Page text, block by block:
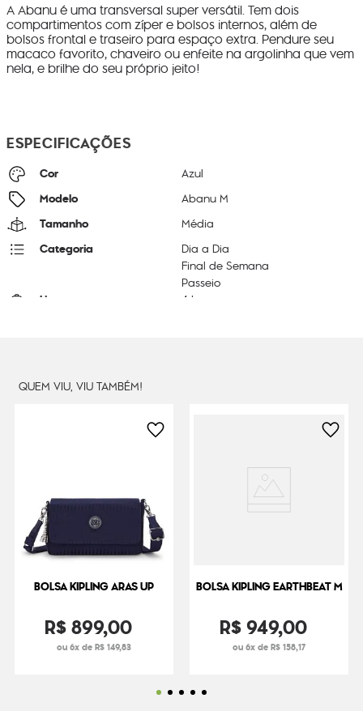
A Abanu é uma transversal super versátil. Tem dois
compartimentos com zíper e bolsos internos, além de
bolsos frontal e traseiro para espaço extra. Pendure seu
macaco favorito, chaveiro ou enfeite na argolinha que vem
nela, e brilhe do seu próprio jeito!
ESPECIFICAÇÕES
Cor Azul
Modelo Abanu M
Tamanho Média
Categoria
Dia a Dia
Final de Semana
Passeio
Litragem 4 L
QUEM VIU, VIU TAMBÉM!
BOLSA KIPLING ARAS UP
R$899,00
ou 6x de R$ 149,83
BOLSA KIPLING EARTHBEAT M
R$949,00
ou 6x de R$ 158,17